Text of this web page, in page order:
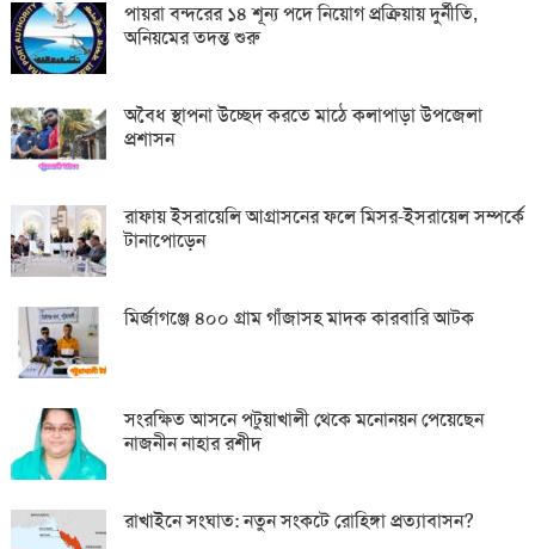
পায়রা বন্দরের ১৪ শূন্য পদে নিয়োগ প্রক্রিয়ায় দুর্নীতি,
অনিয়মের তদন্ত শুরু
অবৈধ স্থাপনা উচ্ছেদ করতে মাঠে কলাপাড়া উপজেলা
প্রশাসন
রাফায় ইসরায়েলি আগ্রাসনের ফলে মিসর-ইসরায়েল সম্পর্কে
টানাপোড়েন
মির্জাগঞ্জে ৪০০ গ্রাম গাঁজাসহ মাদক কারবারি আটক
সংরক্ষিত আসনে পটুয়াখালী থেকে মনোনয়ন পেয়েছেন
নাজনীন নাহার রশীদ
রাখাইনে সংঘাত: নতুন সংকটে রোহিঙ্গা প্রত্যাবাসন?